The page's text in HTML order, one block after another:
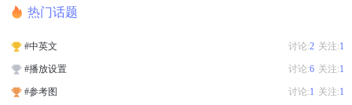
热门话题
#中英文 讨论:2 关注:1
#播放设置 讨论:6 关注:1
#参考图 讨论:1 关注:1